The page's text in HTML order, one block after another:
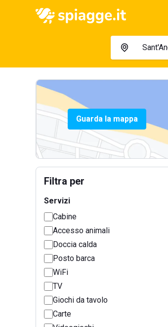
Guarda la mappa
Filtra per
Servizi
Cabine
Accesso animali
Doccia calda
Posto barca
WiFi
TV
Giochi da tavolo
Carte